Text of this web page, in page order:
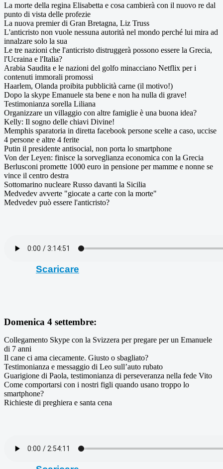
La morte della regina Elisabetta e cosa cambierà con il nuovo re dal
punto di vista delle profezie
La nuova premier di Gran Bretagna, Liz Truss
L'anticristo non vuole nessuna autorità nel mondo perché lui mira ad
innalzare solo la sua
Le tre nazioni che l'anticristo distruggerà possono essere la Grecia,
l'Ucraina e l'Italia?
Arabia Saudita e le nazioni del golfo minacciano Netflix per i
contenuti immorali promossi
Haarlem, Olanda proibita pubblicità carne (il motivo!)
Dopo la skype Emanuele sta bene e non ha nulla di grave!
Testimonianza sorella Liliana
Organizzare un villaggio con altre famiglie è una buona idea?
Kelly: Il sogno delle chiavi Divine!
Memphis sparatoria in diretta facebook persone scelte a caso, uccise
4 persone e altre 4 ferite
Putin il presidente antisocial, non porta lo smartphone
Von der Leyen: finisce la sorveglianza economica con la Grecia
Berlusconi promette 1000 euro in pensione per mamme e nonne se
vince il centro destra
Sottomarino nucleare Russo davanti la Sicilia
Medvedev avverte "giocate a carte con la morte"
Medvedev può essere l'anticristo?
Scaricare
Domenica 4 settembre:
Collegamento Skype con la Svizzera per pregare per un Emanuele
di 7 anni
Il cane ci ama ciecamente. Giusto o sbagliato?
Testimonianza e messaggio di Leo sull’auto rubato
Guarigione di Paola, testimonianza di perseveranza nella fede Vito
Come comportarsi con i nostri figli quando usano troppo lo
smartphone?
Richieste di preghiera e santa cena